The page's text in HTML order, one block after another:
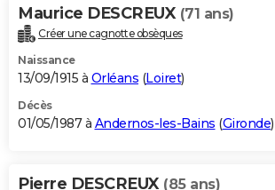
Maurice DESCREUX (71 ans)
Créer une cagnotte obsèques
Naissance
13/09/1915 à Orléans (Loiret)
Décès
01/05/1987 à Andernos-les-Bains (Gironde)
Pierre DESCREUX (85 ans)